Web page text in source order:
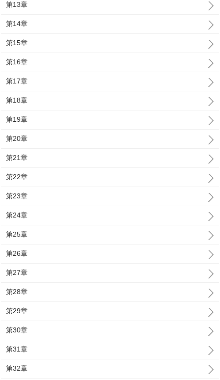
第13章
第14章
第15章
第16章
第17章
第18章
第19章
第20章
第21章
第22章
第23章
第24章
第25章
第26章
第27章
第28章
第29章
第30章
第31章
第32章